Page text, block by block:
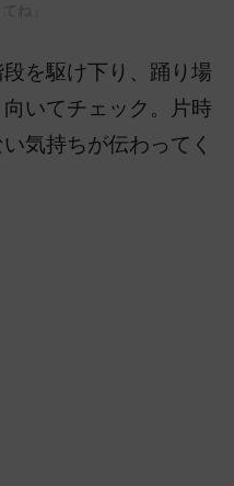
ね」
段を駆け下り、踊り場
いてチェック。片時
気持ちが伝わってく